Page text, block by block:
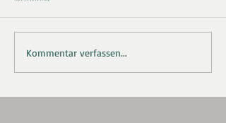
Kommentar verfassen...